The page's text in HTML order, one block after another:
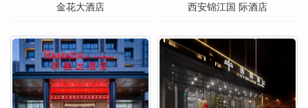
金花大酒店 西安锦江国 际酒店